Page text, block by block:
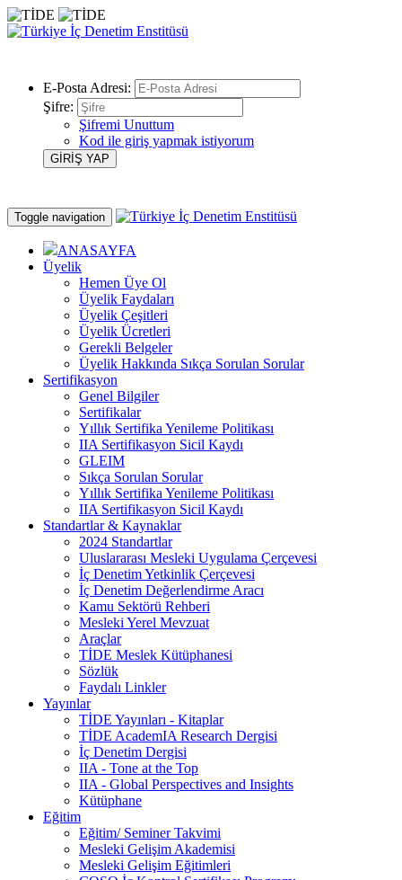
E-Posta Adresi:
Şifre:
Şifremi Unuttum
Kod ile giriş yapmak istiyorum
Toggle navigation
ANASAYFA
Üyelik
Hemen Üye Ol
Üyelik Faydaları
Üyelik Çeşitleri
Üyelik Ücretleri
Gerekli Belgeler
Üyelik Hakkında Sıkça Sorulan Sorular
Sertifikasyon
Genel Bilgiler
Sertifikalar
Yıllık Sertifika Yenileme Politikası
IIA Sertifikasyon Sicil Kaydı
GLEIM
Sıkça Sorulan Sorular
Yıllık Sertifika Yenileme Politikası
IIA Sertifikasyon Sicil Kaydı
Standartlar & Kaynaklar
2024 Standartlar
Uluslararası Mesleki Uygulama Çerçevesi
İç Denetim Yetkinlik Çerçevesi
İç Denetim Değerlendirme Aracı
Kamu Sektörü Rehberi
Mesleki Yerel Mevzuat
Araçlar
TİDE Meslek Kütüphanesi
Sözlük
Faydalı Linkler
Yayınlar
TİDE Yayınları - Kitaplar
TİDE AcademIA Research Dergisi
İç Denetim Dergisi
IIA - Tone at the Top
IIA - Global Perspectives and Insights
Kütüphane
Eğitim
Eğitim/ Seminer Takvimi
Mesleki Gelişim Akademisi
Mesleki Gelişim Eğitimleri